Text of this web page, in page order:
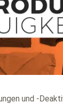
und -